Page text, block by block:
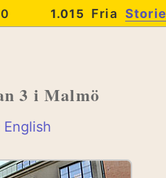
1.015 Fria
3 i Malmö
English